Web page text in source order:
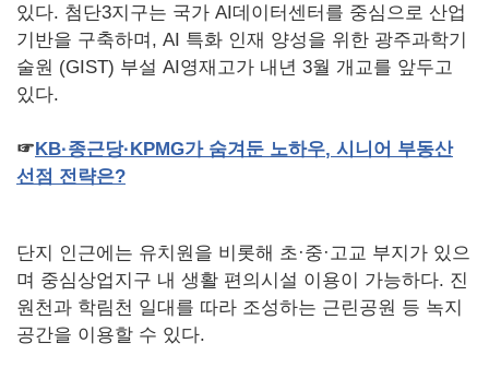
있다. 첨단3지구는 국가 AI데이터센터를 중심으로 산업
기반을 구축하며, AI 특화 인재 양성을 위한 광주과학기
술원 (GIST) 부설 AI영재고가 내년 3월 개교를 앞두고
있다.
☞KB·종근당·KPMG가 숨겨둔 노하우, 시니어 부동산
선점 전략은?
단지 인근에는 유치원을 비롯해 초·중·고교 부지가 있으
며 중심상업지구 내 생활 편의시설 이용이 가능하다. 진
원천과 학림천 일대를 따라 조성하는 근린공원 등 녹지
공간을 이용할 수 있다.